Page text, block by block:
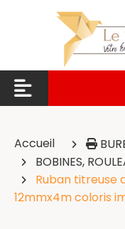
Accueil
BOBINES,
Ruban titreuse
12mmx4m coloris